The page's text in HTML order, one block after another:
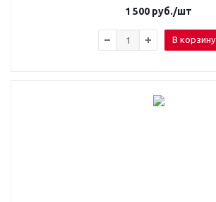
1 500 руб./шт
В корзину